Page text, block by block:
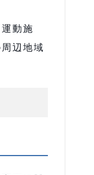
動施
辺地域